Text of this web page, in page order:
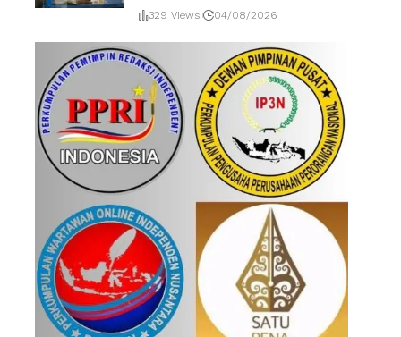
329 Views 04/08/2026